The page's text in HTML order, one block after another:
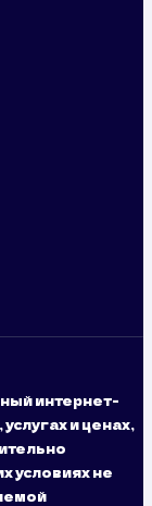
интернет-
и ценах,
условиях не